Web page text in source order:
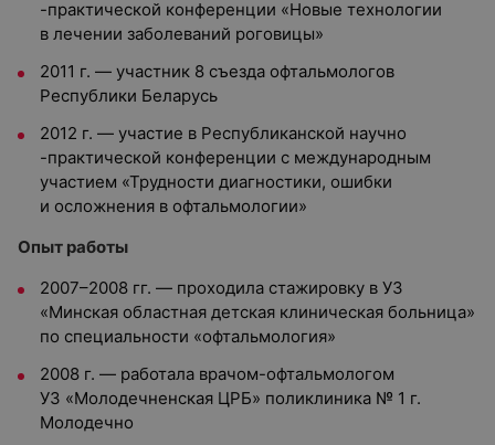
-практической конференции «Новые технологии
в лечении заболеваний роговицы»
2011 г. — участник 8 съезда офтальмологов
Республики Беларусь
2012 г. — участие в Республиканской научно
-практической конференции с международным
участием «Трудности диагностики, ошибки
и осложнения в офтальмологии»
Опыт работы
2007–2008 гг. — проходила стажировку в УЗ
«Минская областная детская клиническая больница»
по специальности «офтальмология»
2008 г. — работала врачом-офтальмологом
УЗ «Молодечненская ЦРБ» поликлиника № 1 г.
Молодечно